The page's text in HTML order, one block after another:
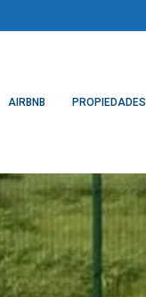
AIRBNB PROPIEDADES